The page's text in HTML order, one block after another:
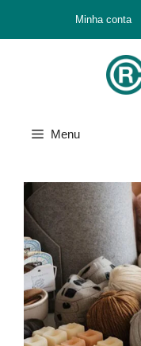
Minha conta
Menu